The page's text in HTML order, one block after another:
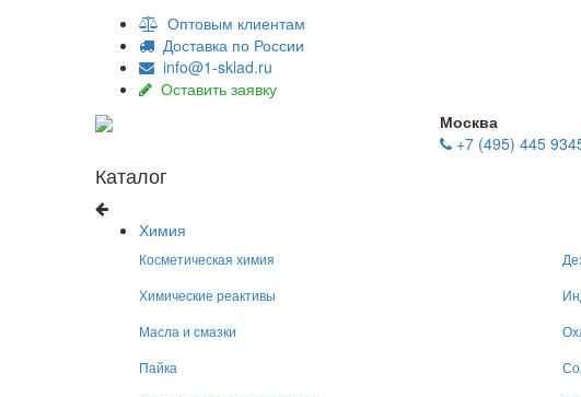
Оптовым клиентам
Доставка по России
info@1-sklad.ru
Оставить заявку
Москва
+7 (495) 445
Каталог
Химия
Косметическая химия
Химические реактивы
Масла и смазки
Пайка